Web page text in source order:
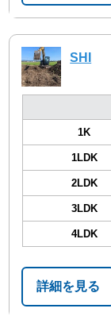
SHI
1K
1LDK
2LDK
3LDK
4LDK
詳細を見る